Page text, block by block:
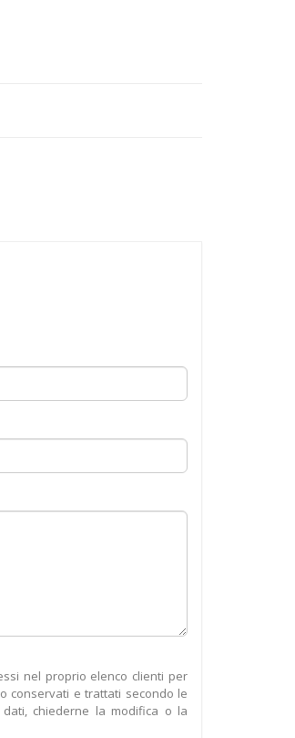
nel proprio elenco clienti per
conservati e trattati secondo le
chiederne la modifica o la